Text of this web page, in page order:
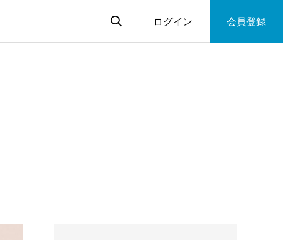
ログイン 会員登録